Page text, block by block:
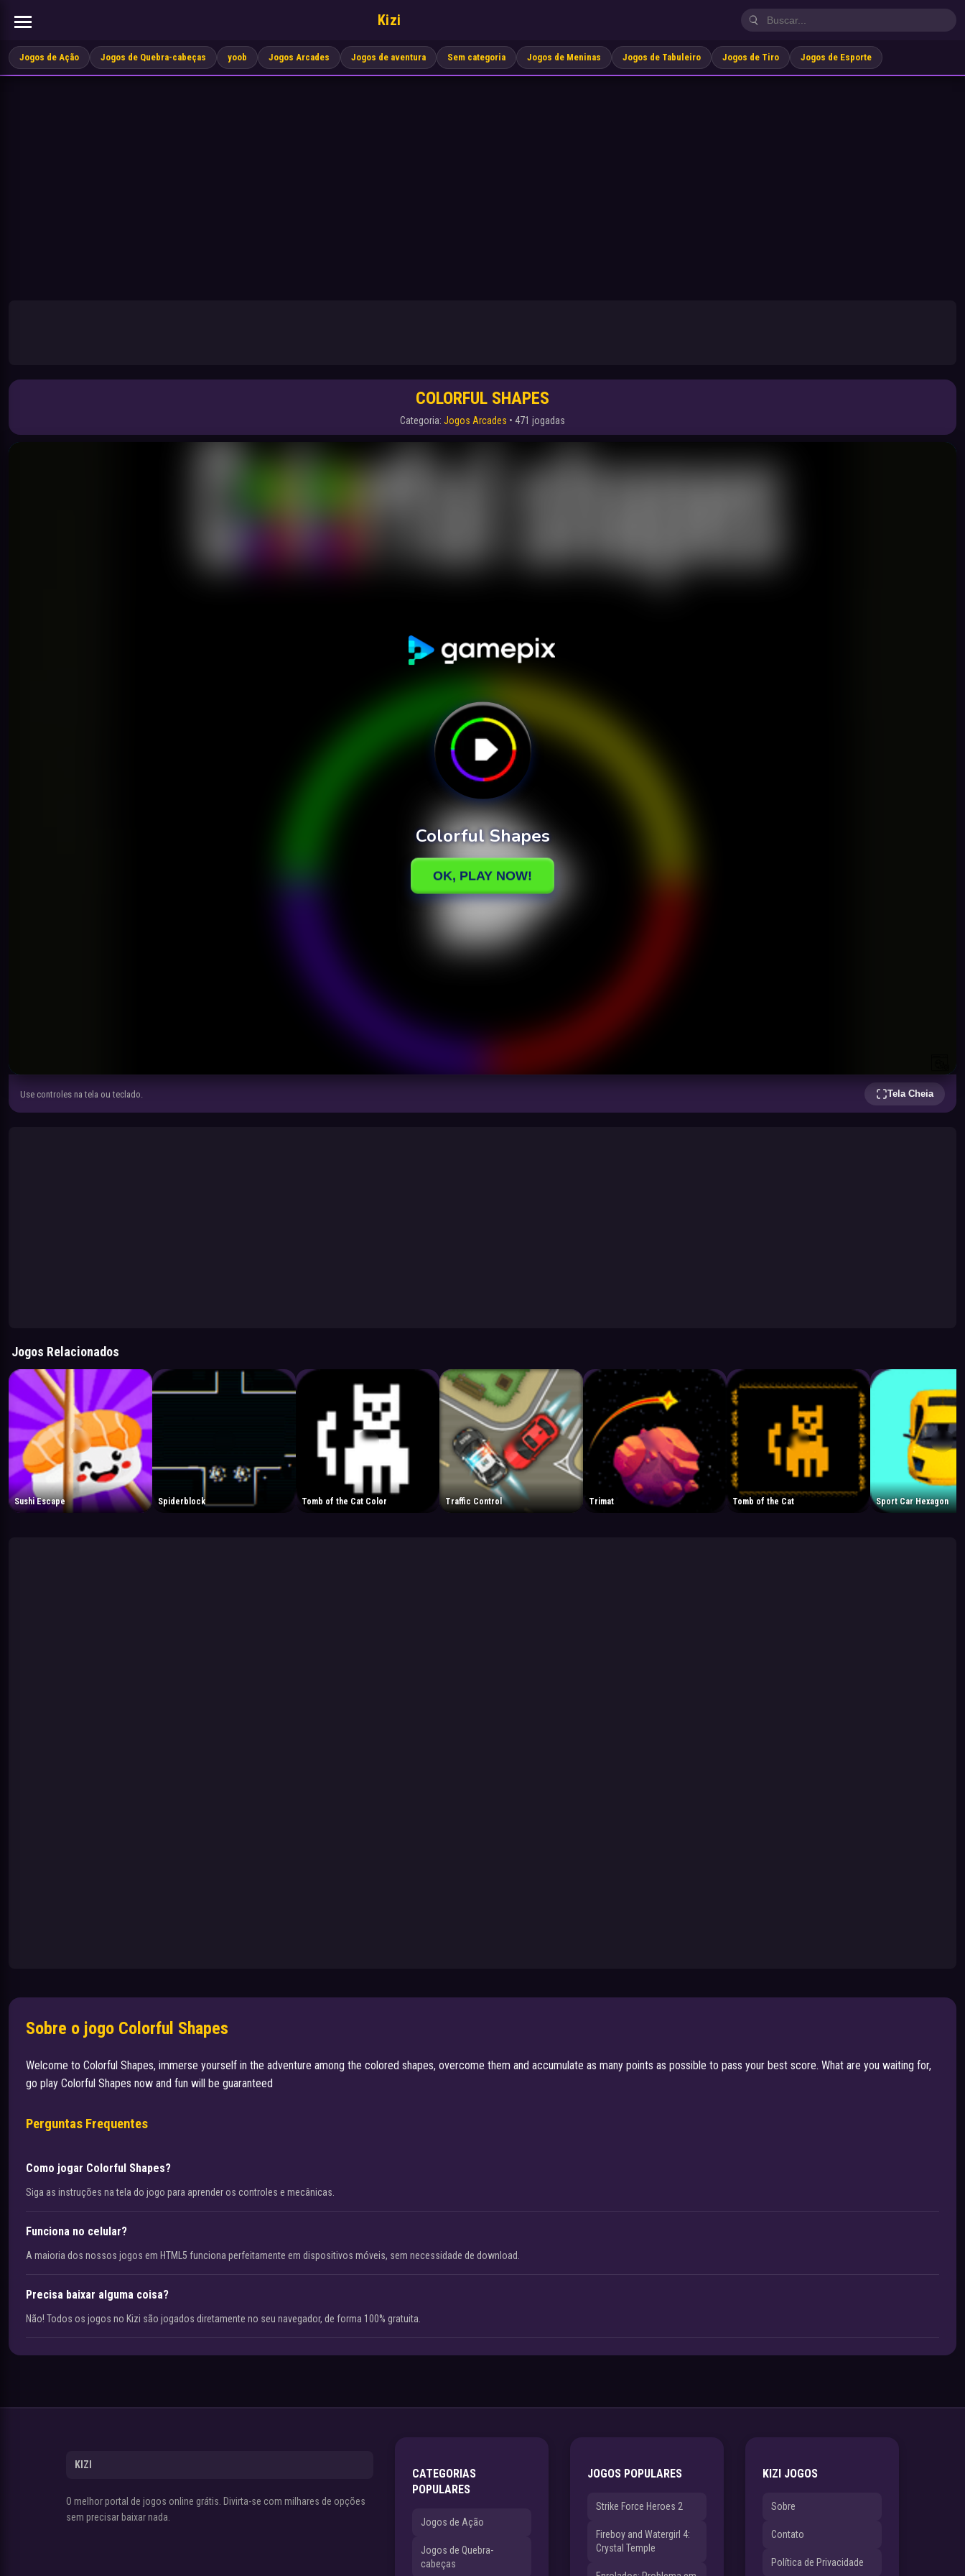
Kizi
Jogos de Ação Jogos de Quebra-cabeças yoob Jogos Arcades Jogos de aventura Sem categoria Jogos de Meninas Jogos de Tabuleiro Jogos de Tiro Jogos de Esporte
COLORFUL SHAPES
Categoria: Jogos Arcades • 471 jogadas
Use controles na tela ou teclado. Tela Cheia
Jogos Relacionados
Sushi Escape Spiderblock Tomb of the Cat Color Traffic Control Trimat Tomb of the Cat Sport Car Hexagon
Sobre o jogo Colorful Shapes
Welcome to Colorful Shapes, immerse yourself in the adventure among the colored shapes, overcome them and accumulate as many points as possible to pass your best score. What are you waiting for,
go play Colorful Shapes now and fun will be guaranteed
Perguntas Frequentes
Como jogar Colorful Shapes?
Siga as instruções na tela do jogo para aprender os controles e mecânicas.
Funciona no celular?
A maioria dos nossos jogos em HTML5 funciona perfeitamente em dispositivos móveis, sem necessidade de download.
Precisa baixar alguma coisa?
Não! Todos os jogos no Kizi são jogados diretamente no seu navegador, de forma 100% gratuita.
KIZI
O melhor portal de jogos online grátis. Divirta-se com milhares de opções
sem precisar baixar nada.
CATEGORIAS
POPULARES
Jogos de Ação
Jogos de Quebra-
cabeças
JOGOS POPULARES
Strike Force Heroes 2
Fireboy and Watergirl 4:
Crystal Temple
KIZI JOGOS
Sobre
Contato
Política de Privacidade